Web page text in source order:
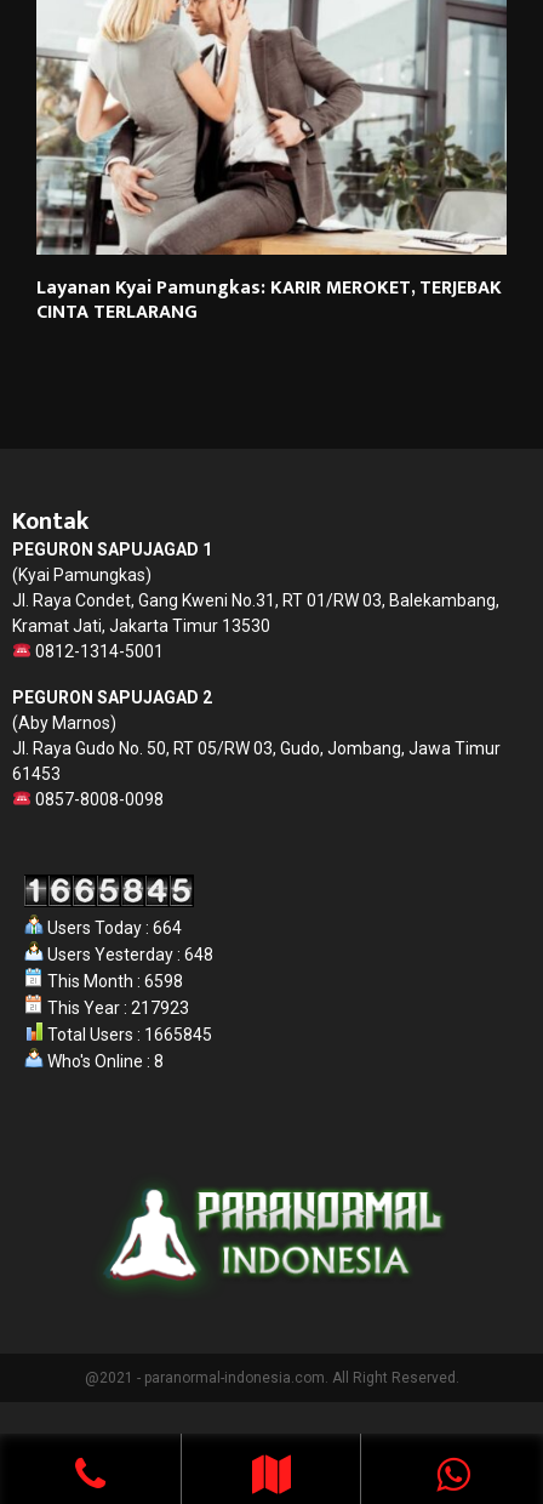
Layanan Kyai Pamungkas: KARIR MEROKET, TERJEBAK
CINTA TERLARANG
Kontak
PEGURON SAPUJAGAD 1
(Kyai Pamungkas)
Jl. Raya Condet, Gang Kweni No.31, RT 01/RW 03, Balekambang,
Kramat Jati, Jakarta Timur 13530
0812-1314-5001
PEGURON SAPUJAGAD 2
(Aby Marnos)
Jl. Raya Gudo No. 50, RT 05/RW 03, Gudo, Jombang, Jawa Timur
61453
0857-8008-0098
Users Today : 664
Users Yesterday : 648
This Month : 6598
This Year : 217923
Total Users : 1665845
Who's Online : 8
@2021 - paranormal-indonesia.com. All Right Reserved.